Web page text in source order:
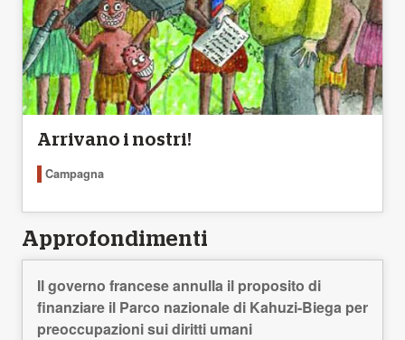
Arrivano i nostri!
Campagna
Approfondimenti
Il governo francese annulla il proposito di
finanziare il Parco nazionale di Kahuzi-Biega per
preoccupazioni sui diritti umani